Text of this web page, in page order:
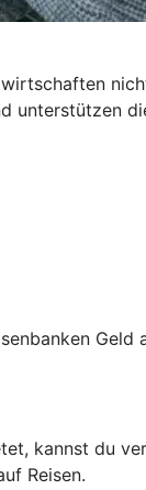
kannst du
Reisen.